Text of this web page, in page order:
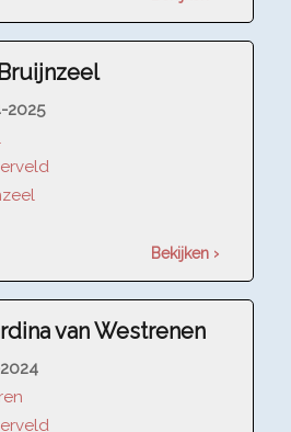
2025
Bekijken ›
van Westrenen